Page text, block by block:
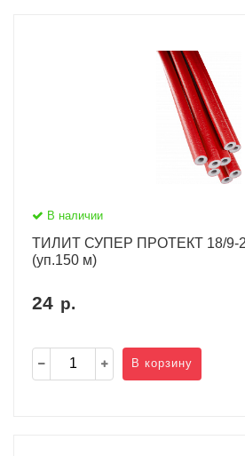
В наличии
ТИЛИТ СУПЕР ПРОТЕКТ 18/
(уп.150 м)
24 р.
В корзину